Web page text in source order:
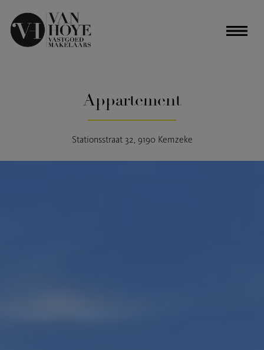
Appartement
Stationsstraat 32, 9190 Kemzeke